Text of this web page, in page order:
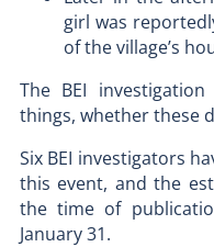
girl was
of the village’s
The BEI
things, whether these
Six BEI investigators
this event, and the
the time of
January 31.